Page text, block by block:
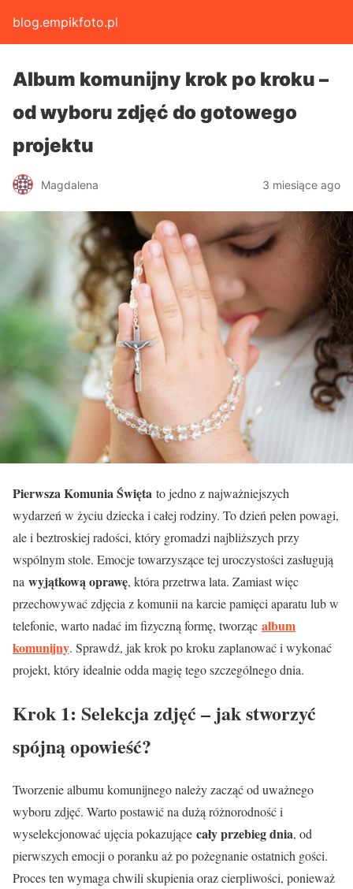
blog.empikfoto.pl
Album komunijny krok po kroku –
od wyboru zdjęć do gotowego
projektu
Magdalena 3 miesiące ago
Pierwsza Komunia Święta to jedno z najważniejszych
wydarzeń w życiu dziecka i całej rodziny. To dzień pełen powagi,
ale i beztroskiej radości, który gromadzi najbliższych przy
wspólnym stole. Emocje towarzyszące tej uroczystości zasługują
na wyjątkową oprawę, która przetrwa lata. Zamiast więc
przechowywać zdjęcia z komunii na karcie pamięci aparatu lub w
telefonie, warto nadać im fizyczną formę, tworząc album
komunijny. Sprawdź, jak krok po kroku zaplanować i wykonać
projekt, który idealnie odda magię tego szczególnego dnia.
Krok 1: Selekcja zdjęć – jak stworzyć
spójną opowieść?
Tworzenie albumu komunijnego należy zacząć od uważnego
wyboru zdjęć. Warto postawić na dużą różnorodność i
wyselekcjonować ujęcia pokazujące cały przebieg dnia, od
pierwszych emocji o poranku aż po pożegnanie ostatnich gości.
Proces ten wymaga chwili skupienia oraz cierpliwości, ponieważ